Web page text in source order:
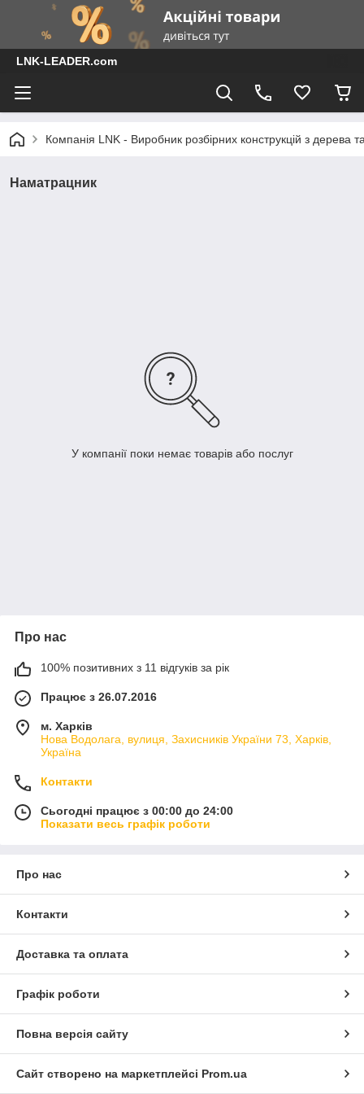
LNK-LEADER.com
Компанія LNK - Виробник розбірних конструкцій з дерева
Наматрацник
У компанії поки немає товарів або послуг
Про нас
100% позитивних з 11 відгуків за рік
Працює з 26.07.2016
м. Харків
Нова Водолага, вулиця, Захисників України 73, Харків,
Україна
Контакти
Сьогодні працює з 00:00 до 24:00
Показати весь графік роботи
Про нас
Контакти
Доставка та оплата
Графік роботи
Повна версія сайту
Сайт створено на маркетплейсі Prom.ua